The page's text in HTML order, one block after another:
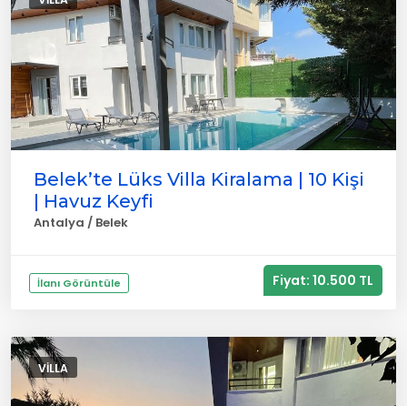
Belek’te Lüks Villa Kiralama | 10 Kişi
| Havuz Keyfi
Antalya / Belek
İlanı Görüntüle Fiyat: 10.500 TL
VILLA